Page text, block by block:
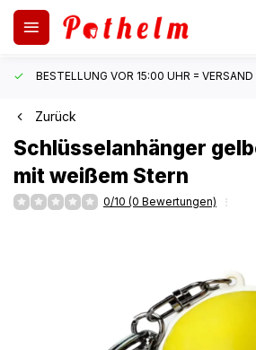
BESTELLUNG VOR 15:00 UHR =
Zurück
Schlüsselanhänger
mit weißem Stern
0/10 (0 Bewertungen)